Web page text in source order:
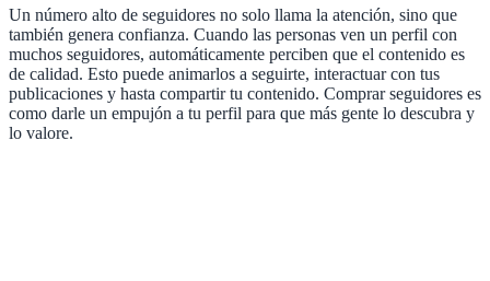
Un número alto de seguidores no solo llama la atención, sino que
también genera confianza. Cuando las personas ven un perfil con
muchos seguidores, automáticamente perciben que el contenido es
de calidad. Esto puede animarlos a seguirte, interactuar con tus
publicaciones y hasta compartir tu contenido. Comprar seguidores es
como darle un empujón a tu perfil para que más gente lo descubra y
lo valore.